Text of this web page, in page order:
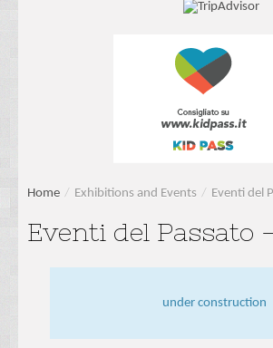
Home / Exhibitions and Events / Eventi del
Eventi del Passato
under construction